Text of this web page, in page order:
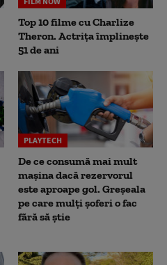
Top 10 filme cu Charlize
Theron. Actrița împlinește
51 de ani
PLAYTECH
De ce consumă mai mult
mașina dacă rezervorul
este aproape gol. Greșeala
pe care mulți șoferi o fac
fără să știe